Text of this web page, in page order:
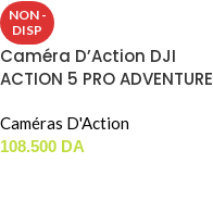
NON -
DISP
Caméra D’Action DJI
ACTION 5 PRO ADVENTURE
Caméras D'Action
108.500 DA